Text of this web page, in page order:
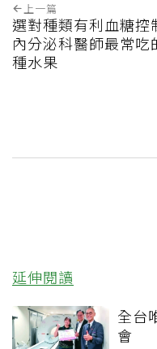
上一篇
選對種類有利血糖控
內分泌科醫師最常吃
種水果
延伸閱讀
全台
會